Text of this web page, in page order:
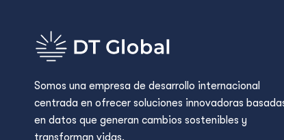
Somos una empresa de desarrollo internacional
centrada en ofrecer soluciones innovadoras
en datos que generan cambios sostenibles y
transforman vidas.